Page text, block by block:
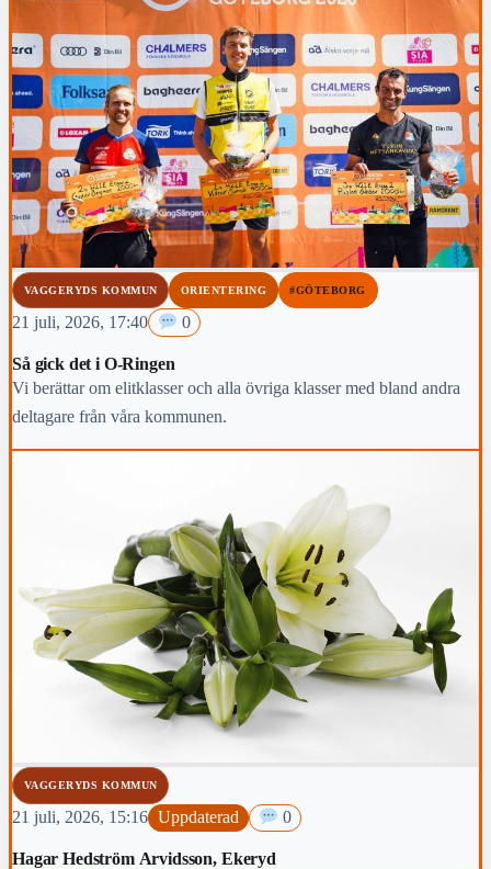
VAGGERYDS KOMMUN ORIENTERING #GÖTEBORG
21 juli, 2026, 17:40 0
Så gick det i O-Ringen
Vi berättar om elitklasser och alla övriga klasser med bland andra
deltagare från våra kommunen.
VAGGERYDS KOMMUN
21 juli, 2026, 15:16 Uppdaterad 0
Hagar Hedström Arvidsson, Ekeryd